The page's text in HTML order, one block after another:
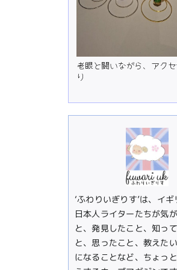
老眼と闘いながら、アク
り
‘ふわりいぎりす’は、イ
日本人ライターたちが気
と、発見したこと、知っ
と、思ったこと、教えた
になることなど、ちょっ